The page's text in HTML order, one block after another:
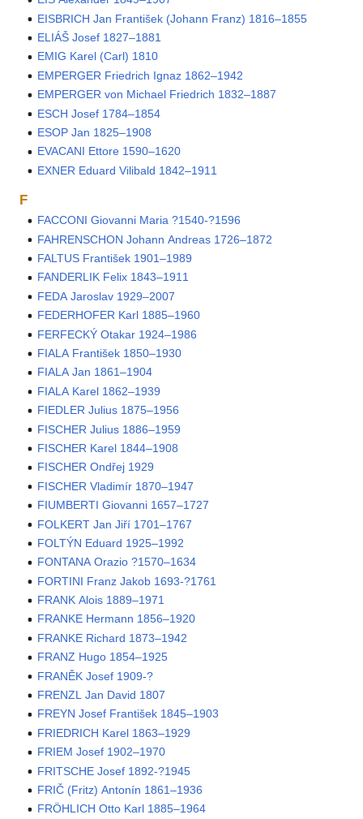
EISBRICH Jan František (Johann Franz) 1816–1855
ELIÁŠ Josef 1827–1881
EMIG Karel (Carl) 1810
EMPERGER Friedrich Ignaz 1862–1942
EMPERGER von Michael Friedrich 1832–1887
ESCH Josef 1784–1854
ESOP Jan 1825–1908
EVACANI Ettore 1590–1620
EXNER Eduard Vilibald 1842–1911
F
FACCONI Giovanni Maria ?1540-?1596
FAHRENSCHON Johann Andreas 1726–1872
FALTUS František 1901–1989
FANDERLIK Felix 1843–1911
FEDA Jaroslav 1929–2007
FEDERHOFER Karl 1885–1960
FERFECKÝ Otakar 1924–1986
FIALA František 1850–1930
FIALA Jan 1861–1904
FIALA Karel 1862–1939
FIEDLER Julius 1875–1956
FISCHER Julius 1886–1959
FISCHER Karel 1844–1908
FISCHER Ondřej 1929
FISCHER Vladimír 1870–1947
FIUMBERTI Giovanni 1657–1727
FOLKERT Jan Jiří 1701–1767
FOLTÝN Eduard 1925–1992
FONTANA Orazio ?1570–1634
FORTINI Franz Jakob 1693-?1761
FRANK Alois 1889–1971
FRANKE Hermann 1856–1920
FRANKE Richard 1873–1942
FRANZ Hugo 1854–1925
FRANĚK Josef 1909-?
FRENZL Jan David 1807
FREYN Josef František 1845–1903
FRIEDRICH Karel 1863–1929
FRIEM Josef 1902–1970
FRITSCHE Josef 1892-?1945
FRIČ (Fritz) Antonín 1861–1936
FRÖHLICH Otto Karl 1885–1964